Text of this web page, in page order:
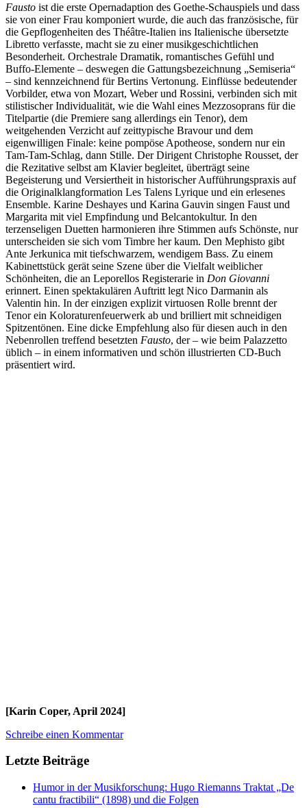
Fausto ist die erste Opernadaption des Goethe-Schauspiels und dass
sie von einer Frau komponiert wurde, die auch das französische, für
die Gepflogenheiten des Théâtre-Italien ins Italienische übersetzte
Libretto verfasste, macht sie zu einer musikgeschichtlichen
Besonderheit. Orchestrale Dramatik, romantisches Gefühl und
Buffo-Elemente – deswegen die Gattungsbezeichnung „Semiseria“
– sind kennzeichnend für Bertins Vertonung. Einflüsse bedeutender
Vorbilder, etwa von Mozart, Weber und Rossini, verbinden sich mit
stilistischer Individualität, wie die Wahl eines Mezzosoprans für die
Titelpartie (die Premiere sang allerdings ein Tenor), dem
weitgehenden Verzicht auf zeittypische Bravour und dem
eigenwilligen Finale: keine pompöse Apotheose, sondern nur ein
Tam-Tam-Schlag, dann Stille. Der Dirigent Christophe Rousset, der
die Rezitative selbst am Klavier begleitet, überträgt seine
Begeisterung und Versiertheit in historischer Aufführungspraxis auf
die Originalklangformation Les Talens Lyrique und ein erlesenes
Ensemble. Karine Deshayes und Karina Gauvin singen Faust und
Margarita mit viel Empfindung und Belcantokultur. In den
terzenseligen Duetten harmonieren ihre Stimmen aufs Schönste, nur
unterscheiden sie sich vom Timbre her kaum. Den Mephisto gibt
Ante Jerkunica mit tiefschwarzem, wendigem Bass. Zu einem
Kabinettstück gerät seine Szene über die Vielfalt weiblicher
Schönheiten, die an Leporellos Registerarie in Don Giovanni
erinnert. Einen spektakulären Auftritt legt Nico Darmanin als
Valentin hin. In der einzigen explizit virtuosen Rolle brennt der
Tenor ein Koloraturenfeuerwerk ab und brilliert mit schneidigen
Spitzentönen. Eine dicke Empfehlung also für diesen auch in den
Nebenrollen treffend besetzten Fausto, der – wie beim Palazzetto
üblich – in einem informativen und schön illustrierten CD-Buch
präsentiert wird.
[Karin Coper, April 2024]
Schreibe einen Kommentar
Letzte Beiträge
Humor in der Musikforschung: Hugo Riemanns Traktat „De
cantu fractibili“ (1898) und die Folgen